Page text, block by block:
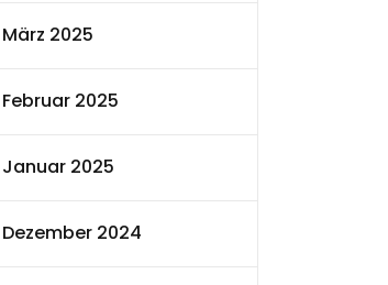
März 2025
Februar 2025
Januar 2025
Dezember 2024